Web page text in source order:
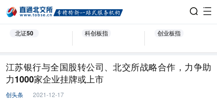
北证50 科创板指 创业板指
江苏银行与全国股转公司、北交所战略合作，力争助
力1000家企业挂牌或上市
创头条 2021-12-17